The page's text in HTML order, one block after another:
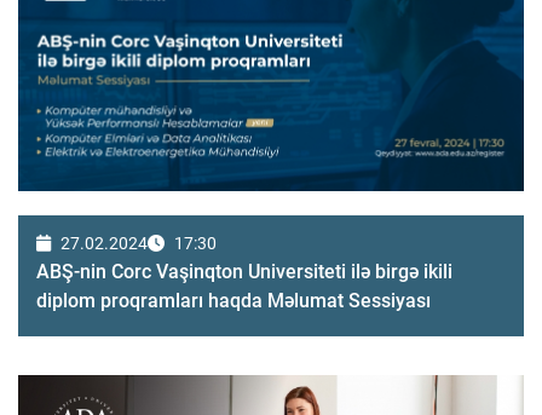
27.02.2024 17:30
ABŞ-nin Corc Vaşinqton Universiteti ilə birgə ikili
diplom proqramları haqda Məlumat Sessiyası